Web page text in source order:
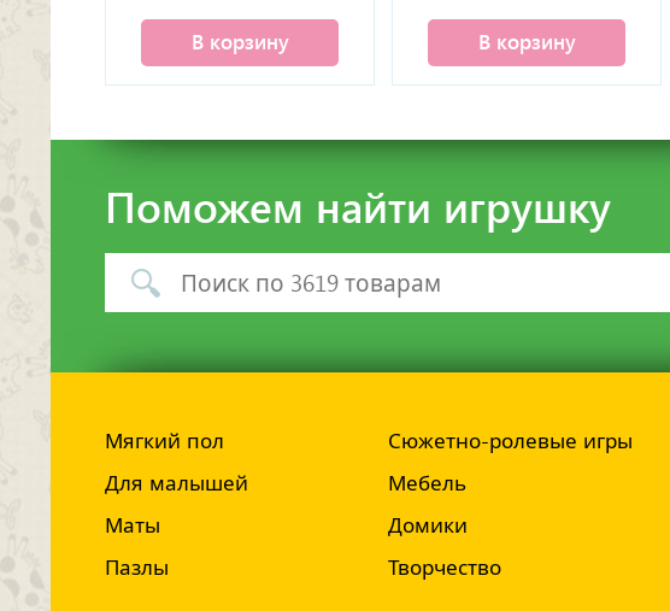
В корзину В корзину
Поможем найти игрушку
Мягкий пол
Для малышей
Маты
Пазлы
Сюжетно-ролевые игры
Мебель
Домики
Творчество